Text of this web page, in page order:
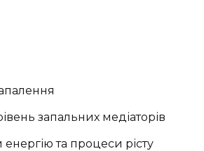
запальних медіаторів
та процеси рісту